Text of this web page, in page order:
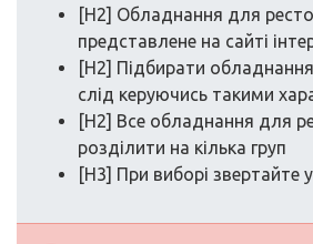
[H2] Обладнання для
представлене на сайті
[H2] Підбирати
слід керуючись такими
[H2] Все обладнання для
розділити на кілька груп
[H3] При виборі звертайте